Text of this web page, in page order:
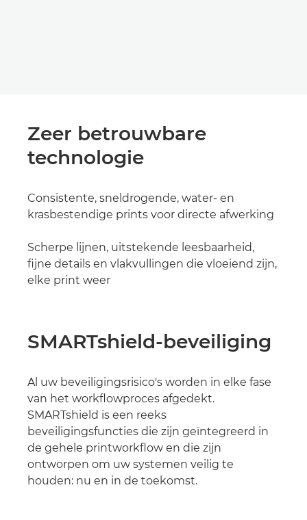
Zeer betrouwbare
technologie
Consistente, sneldrogende, water- en
krasbestendige prints voor directe afwerking
Scherpe lijnen, uitstekende leesbaarheid,
fijne details en vlakvullingen die vloeiend zijn,
elke print weer
SMARTshield-beveiliging
Al uw beveiligingsrisico's worden in elke fase
van het workflowproces afgedekt.
SMARTshield is een reeks
beveiligingsfuncties die zijn geïntegreerd in
de gehele printworkflow en die zijn
ontworpen om uw systemen veilig te
houden: nu en in de toekomst.